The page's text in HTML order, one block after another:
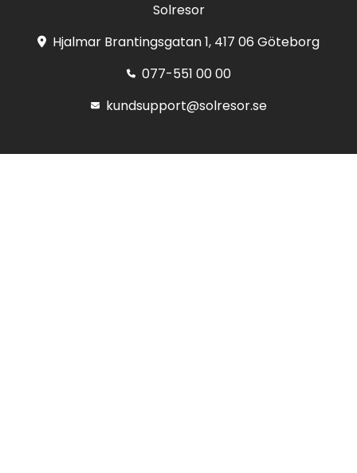
Solresor
Hjalmar Brantingsgatan 1, 417 06 Göteborg
077-551 00 00
kundsupport@solresor.se